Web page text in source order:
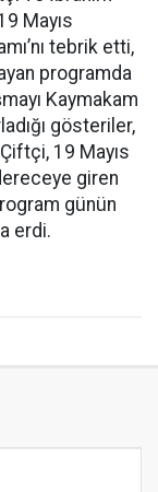
Mayıs
tebrik etti,
programda
Kaymakam
gösteriler,
19 Mayıs
giren
günün
erdi.